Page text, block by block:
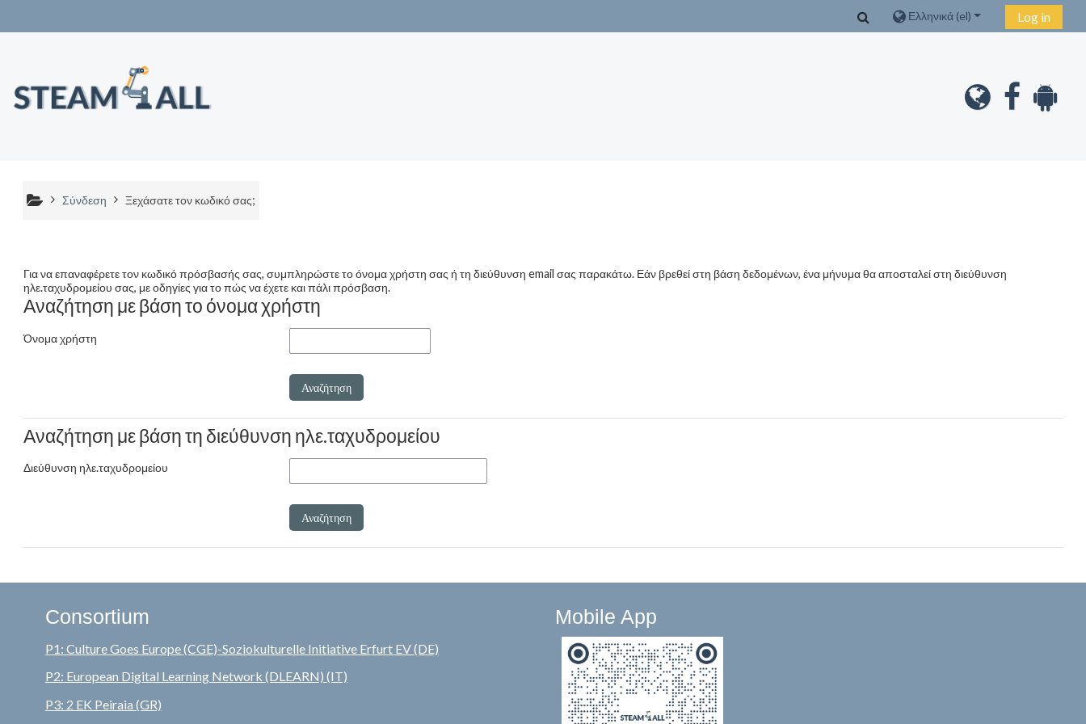
Εναλλαγή εισόδου αναζήτησης
Ελληνικά ‎(el)‎ Log in
Σύνδεση Ξεχάσατε τον κωδικό σας;
Για να επαναφέρετε τον κωδικό πρόσβασής σας, συμπληρώστε το όνομα χρήστη σας ή τη διεύθυνση email σας παρακάτω. Εάν βρεθεί στη βάση δεδομένων, ένα μήνυμα θα αποσταλεί στη διεύθυνση
ηλε.ταχυδρομείου σας, με οδηγίες για το πώς να έχετε και πάλι πρόσβαση.
Αναζήτηση με βάση το όνομα χρήστη
Όνομα χρήστη
Αναζήτηση με βάση τη διεύθυνση ηλε.ταχυδρομείου
Διεύθυνση ηλε.ταχυδρομείου
Consortium
P1: Culture Goes Europe (CGE)-Soziokulturelle Initiative Erfurt EV (DE)
P2: European Digital Learning Network (DLEARN) (IT)
P3: 2 EK Peiraia (GR)
Mobile App